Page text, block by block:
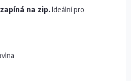
zapíná na zip.Ideální pro